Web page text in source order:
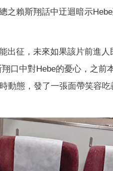
之賴斯翔話中迂迴暗示
出征，未來如果該片前進
口中對Hebe的憂心，之
動態，發了一張面帶笑容